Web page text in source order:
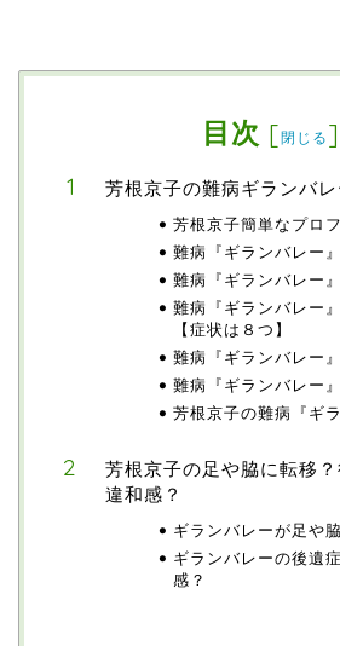
目次 [閉じる ]
芳根京子の難病ギランバレ
芳根京子簡単なプロ
難病『ギランバレー
難病『ギランバレー
難病『ギランバレー
【症状は８つ】
難病『ギランバレー
難病『ギランバレー
芳根京子の難病『ギ
芳根京子の足や脇に転移
違和感？
ギランバレーが足や
ギランバレーの後遺
感？